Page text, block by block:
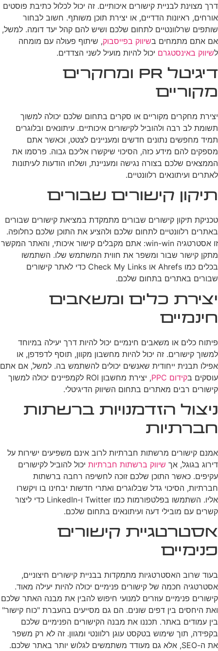
דרך מצוינת לבניית קישורים איכותיים. זה יכול לכלול כתיבת פוסטים
אורחים, ראיונות הדדיים, או יצירת תוכן משותף. חשוב לבחור
שותפים שרלוונטיים לתחום שלכם ושיש להם קהל יעד דומה. למשל,
אם אתם מתמחים בשיווק בפייסבוק, שיתוף פעולה עם מומחה
לשיווק באינסטגרם יכול להיות מועיל לשני הצדדים.
דיגיטל PR ומחקרים
מקוריים
יצירת מחקרים מקוריים או סקרים בתחום שלכם יכולה למשוך
תשומת לב רבה ולהוביל לקישורים איכותיים. עיתונאים ובלוגרים
תמיד מחפשים נתונים חדשים ומעניינים לצטט, וכאשר אתם
מספקים להם מידע כזה, הסיכוי שיקשרו אליכם גבוה. פרסמו את
הממצאים שלכם בצורה נגישה ומעניינת, ושלחו הודעות לעיתונות
לאתרים ועיתונאים רלוונטיים.
תיקון קישורים שבורים
טכניקת תיקון קישורים שבורים מתמקדת במציאת קישורים שבורים
באתרים רלוונטיים לתחום שלכם ולהציע את התוכן שלכם כחלופה.
זו אסטרטגיה win-win: אתם מקבלים קישור איכותי, והאתר המקשר
מתקן קישור שבור ומשפר את חווית המשתמש שלו. השתמשו
בכלים כמו Ahrefs או Check My Links כדי לאתר קישורים
שבורים באתרים בתחום שלכם.
יצירת כלים ומשאבים
חינמיים
פיתוח כלים או משאבים חינמיים יכול להיות דרך יעילה במיוחד
למשוך קישורים. זה יכול להיות מחשבון מקוון, תוסף לדפדפן, או
אפילו תבנית ייחודית שאנשים יכולים להשתמש בה. למשל, אם אתם
עוסקים בקידום PPC
, יצירת מחשבון ROI לקמפיינים יכולה למשוך
קישורים רבים מאתרים בתחום השיווק הדיגיטלי.
ניצול הזדמנויות ברשתות
חברתיות
אמנם קישורים מרשתות חברתיות לרוב אינם משפיעים ישירות על
דירוג בגוגל, אך שיווק ברשתות חברתיות יכול להוביל לקישורים
עקיפים. כאשר התוכן שלכם זוכה לחשיפה רחבה ברשתות
חברתיות, הסיכוי גדל שבלוגרים ואתרי חדשות יבחינו בו ויקשרו
אליו. השתמשו בפלטפורמות כמו Twitter ו-LinkedIn כדי ליצור
קשרים עם מובילי דעה ועיתונאים בתחום שלכם.
אסטרטגיית קישורים
פנימיים
בעוד שרוב האסטרטגיות מתמקדות בבניית קישורים חיצוניים,
אסטרטגיה חכמה של קישורים פנימיים יכולה להיות יעילה מאוד.
קישורים פנימיים עוזרים למנועי חיפוש להבין את מבנה האתר שלכם
ואת היחסים בין דפים שונים. הם גם מסייעים בהעברת "כוח קישור"
בין עמודים באתר. תכננו את מבנה הקישורים הפנימיים שלכם
בקפידה, תוך שימוש בטקסט עוגן רלוונטי ומגוון. זה לא רק משפר
את ה-SEO, אלא גם מעודד משתמשים לגלוש יותר באתר שלכם.